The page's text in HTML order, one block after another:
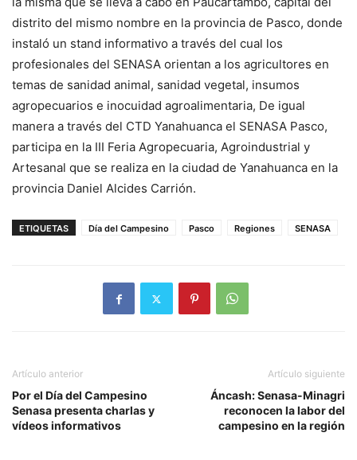
distrito del mismo nombre en la provincia de Pasco, donde
instaló un stand informativo a través del cual los
profesionales del SENASA orientan a los agricultores en
temas de sanidad animal, sanidad vegetal, insumos
agropecuarios e inocuidad agroalimentaria, De igual
manera a través del CTD Yanahuanca el SENASA Pasco,
participa en la III Feria Agropecuaria, Agroindustrial y
Artesanal que se realiza en la ciudad de Yanahuanca en la
provincia Daniel Alcides Carrión.
ETIQUETAS Día del Campesino Pasco Regiones SENASA
Artículo anterior
Por el Día del Campesino
Senasa presenta charlas y
vídeos informativos
Artículo siguiente
Áncash: Senasa-Minagri
reconocen la labor del
campesino en la región